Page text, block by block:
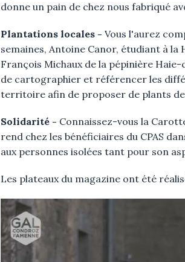
donne un pain de chez nous fabriqué
Plantations locales - Vous l'aurez
semaines, Antoine Canor, étudiant à la
François Michaux de la pépinière
de cartographier et référencer les
territoire afin de proposer de plants de
Solidarité - Connaissez-vous la
rend chez les bénéficiaires du CPAS
aux personnes isolées tant pour son
Les plateaux du magazine ont été
Vidéo
Vidéo